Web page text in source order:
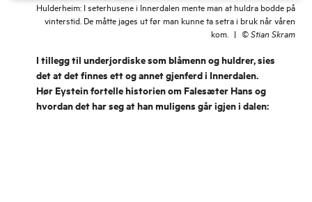
Hulderheim: I seterhusene i Innerdalen mente man at huldra bodde på
vinterstid. De måtte jages ut før man kunne ta setra i bruk når våren
kom.
| ©Stian Skram
I tillegg til underjordiske som blåmenn og huldrer, sies
det at det finnes ett og annet gjenferd i Innerdalen.
Hør Eystein fortelle historien om Falesæter Hans og
hvordan det har seg at han muligens går igjen i dalen: